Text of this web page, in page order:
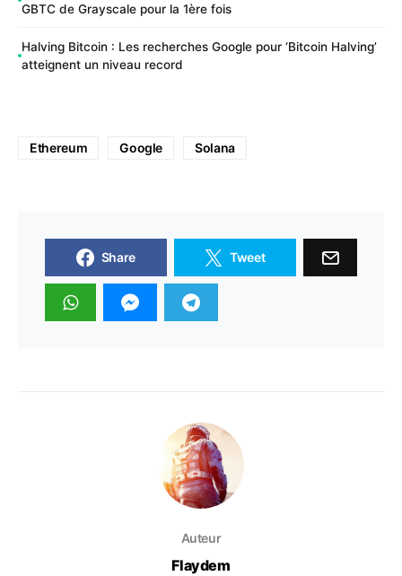
GBTC de Grayscale pour la 1ère fois
Halving Bitcoin : Les recherches Google pour ‘Bitcoin Halving’
atteignent un niveau record
Ethereum Google Solana
Share Tweet
Auteur
Flaydem